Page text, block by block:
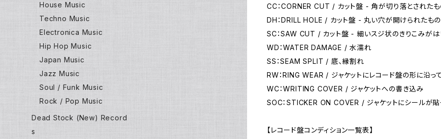
CC：CORNER CUT / カット盤 - 角が切り落とされた
DH：DRILL HOLE / カット盤 - 丸い穴が開けられたもの
SC：SAW CUT / カット盤 - 細いスジ状のきりこみがは
WD：WATER DAMAGE / 水濡れ
SS：SEAM SPLIT / 底、縁割れ
RW：RING WEAR / ジャケットにレコード盤の形に沿
WC：WRITING COVER / ジャケットへの書き込み
SOC：STICKER ON COVER / ジャケットにシールが貼
【レコード盤コンディション一覧表】
House Music
Techno Music
Electronica Music
Hip Hop Music
Japan Music
Jazz Music
Soul / Funk Music
Rock / Pop Music
Dead Stock (New) Record
s